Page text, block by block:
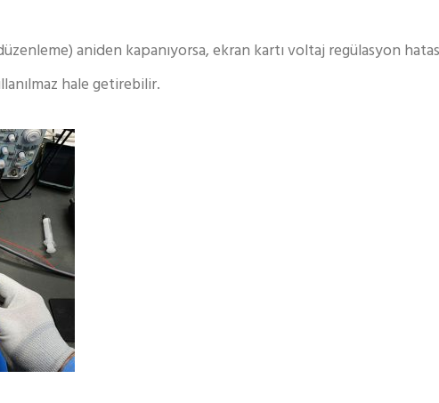
aniden kapanıyorsa, ekran kartı voltaj regülasyon
hale getirebilir.